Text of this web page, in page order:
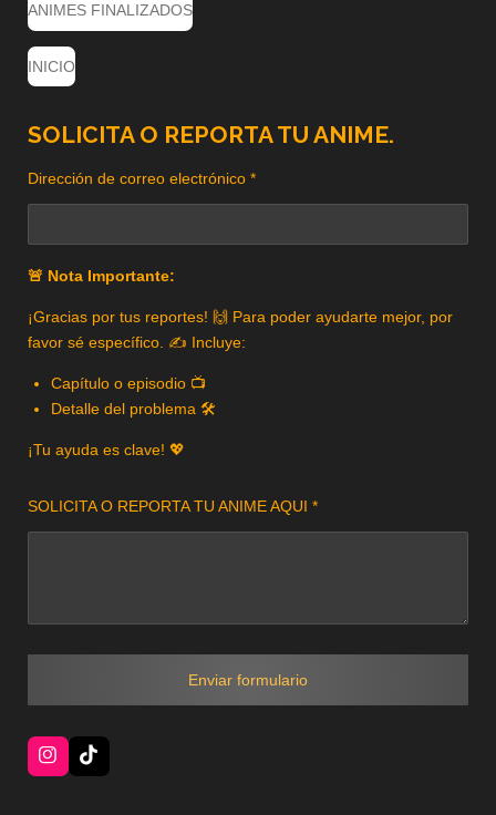
ANIMES FINALIZADOS
INICIO
SOLICITA O REPORTA TU ANIME.
Dirección de correo electrónico *
🚨 Nota Importante:
¡Gracias por tus reportes! 🙌 Para poder ayudarte mejor, por
favor sé específico. ✍️ Incluye:
Capítulo o episodio 📺
Detalle del problema 🛠️
¡Tu ayuda es clave! 💖
SOLICITA O REPORTA TU ANIME AQUI *
Enviar formulario
Instagram
TikTok